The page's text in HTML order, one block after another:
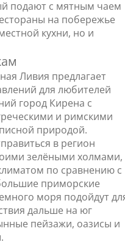
подают с мятным чаем
на побережье
кухни, но и
Ливия предлагает
для любителей
город Кирена с
и римскими
природой.
в регион
зелёными холмами,
по сравнению с
приморские
моря подойдут
дальше на юг
пейзажи, оазисы и